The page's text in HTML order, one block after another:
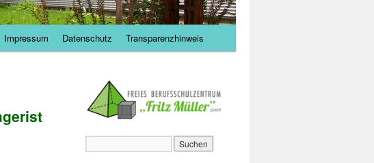
Impressum Datenschutz Transparenzhinweis